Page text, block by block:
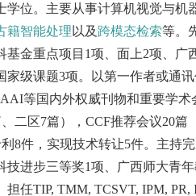
位。主要从事计算机视觉与机
籍智能处理 以及 跨模态检索等。
金重点项目1项、面上2项、广
级课题3项。以第一作者或通讯
等国内外权威刊物和重要学术
二区7篇），CCF推荐会议20篇
8件，实现技术转让5件。主持
进步三等奖1项、广西师大青
任TIP, TMM, TCSVT, IPM, PR,